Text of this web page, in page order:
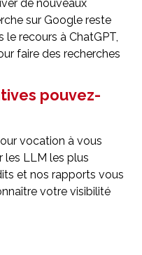
de nouveaux
sur Google reste
recours à ChatGPT,
faire des recherches
pouvez-
vocation à vous
les LLM les plus
et nos rapports vous
votre visibilité